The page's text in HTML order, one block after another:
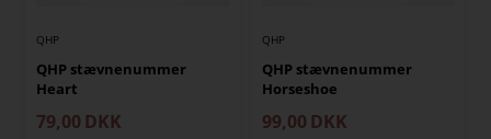
QHP
QHP stævnenummer
Heart
79,00 DKK
QHP
QHP stævnenummer
Horseshoe
99,00 DKK